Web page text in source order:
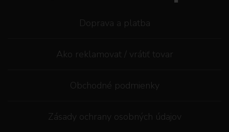
Doprava a platba
Ako reklamovat / vrátiť tovar
Obchodné podmienky
Zásady ochrany osobných údajov